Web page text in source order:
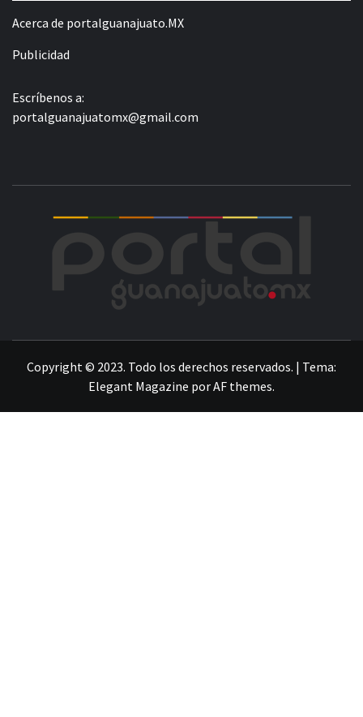
Acerca de portalguanajuato.MX
Publicidad
Escríbenos a:
portalguanajuatomx@gmail.com
Copyright © 2023. Todo los derechos reservados. | Tema:
Elegant Magazine porAF themes.